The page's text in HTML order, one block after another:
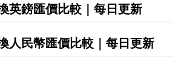
英鎊匯價比較｜每日更新
人民幣匯價比較｜每日更新